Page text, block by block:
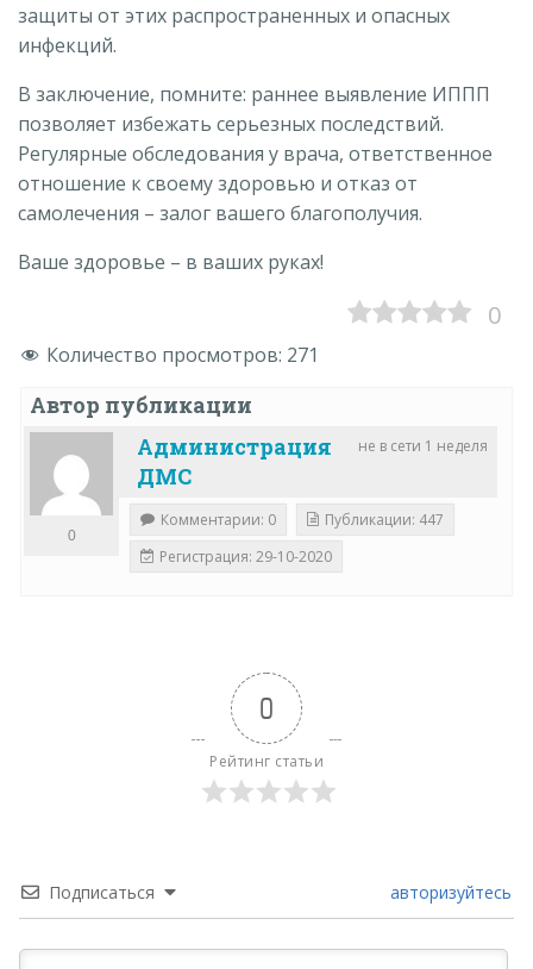
защиты от этих распространенных и опасных
инфекций.
В заключение, помните: раннее выявление ИППП
позволяет избежать серьезных последствий.
Регулярные обследования у врача, ответственное
отношение к своему здоровью и отказ от
самолечения – залог вашего благополучия.
Ваше здоровье – в ваших руках!
0
Количество просмотров: 271
Автор публикации
не в сети 1 неделя
Администрация
ДМС
0
Комментарии: 0
Публикации: 447
Регистрация: 29-10-2020
0
Рейтинг статьи
Подписаться авторизуйтесь